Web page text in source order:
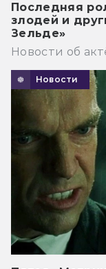
Последняя
злодей и
Зельде»
Новости об
Новости